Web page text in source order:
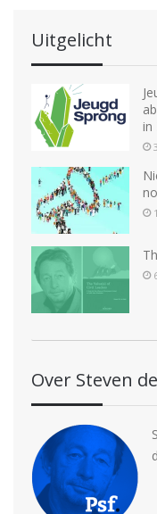
Uitgelicht
in
Over Steven